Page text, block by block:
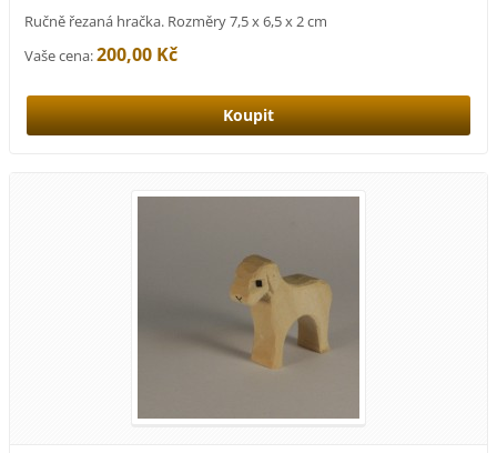
Ručně řezaná hračka. Rozměry 7,5 x 6,5 x 2 cm
Vaše cena:200,00 Kč